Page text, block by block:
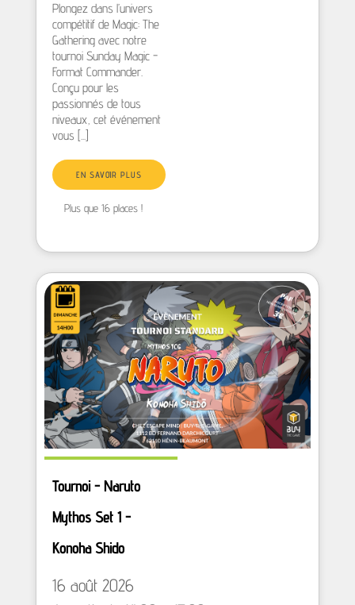
Plongez dans l’univers
compétitif de Magic: The
Gathering avec notre
tournoi Sunday Magic -
Format Commander.
Conçu pour les
passionnés de tous
niveaux, cet événement
vous [...]
EN SAVOIR PLUS
Plus que 16 places !
Tournoi - Naruto
Mythos Set 1 -
Konoha Shido
16 août 2026